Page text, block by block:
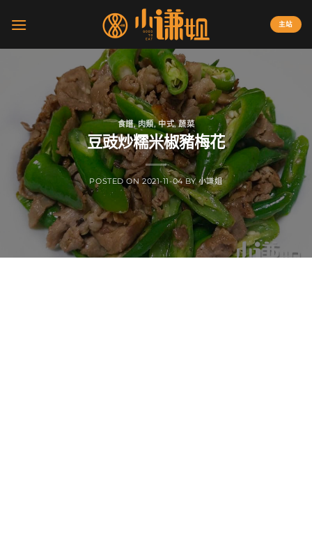
主站
食譜,肉類,中式,蔬菜
豆豉炒糯米椒豬梅花
POSTED ON2021-11-04 BY小謙姐